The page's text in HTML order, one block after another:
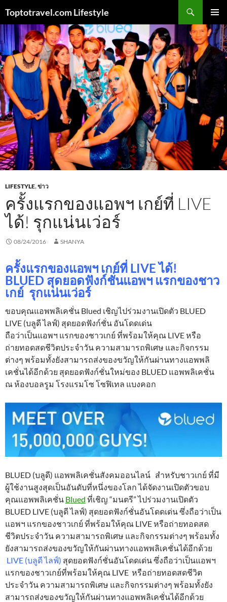
content
Toptotravel.com Lifestyle
MENU
LIFESTYLE,ข่าว
ครั้งแรกของแอพฯ เกย์ที่ LIVE
ได้! รุกแน่นเว่อร์
08/24/2016 SHANYA
ครั้งแรกของแอพฯ เกย์ที่ LIVE ได้!
BLUED สุดยอดฟังก์ชั่นแอพฯ แรกของชาว
เกย์ รุกแน่นเว่อร์
ขอบคุณแอพพลิเคชั่น Blued เชิญไปร่วมงานเปิดตัว BLUED
LIVE (บลูดี ไลฟ์) สุดยอดฟังก์ชั่น อันโดดเด่น
ถือว่าเป็นแอพฯ แรกของชาวเกย์ ที่พร้อมให้คุณ LIVE หรือ
ถ่ายทอดสดชีวิตประจำวัน ความสามารถพิเศษ และกิจกรรม
ต่างๆ พร้อมทั้งยังสามารถส่งของขวัญให้กันผ่านทางแอพพลิ
เคชั่นได้อีกด้วย สุดยอดฟังก์ชั่นใหม่ของ BLUED แอพพลิเคชั่น
ณ ห้องบอลรูม โรงแรมโซ โซฟิเทล แบงคอก
BLUED (บลูดี) แอพพลิเคชั่นสังคมออนไลน์ สำหรับชาวเกย์ ที่มี
ผู้ใช้งานสูงสุดเป็นอันดับที่หนึ่งของโลก ได้จัดงานเปิดตัวขอบ
คุณแอพพลิเคชั่น Blued ที่เชิญ “มนตรี” ไปร่วมงานเปิดตัว
BLUED LIVE (บลูดี ไลฟ์) สุดยอดฟังก์ชั่นอันโดดเด่น ซึ่งถือว่าเป็น
แอพฯ แรกของชาวเกย์ ที่พร้อมให้คุณ LIVEหรือถ่ายทอดสด
ชีวิตประจำวัน ความสามารถพิเศษ และกิจกรรมต่างๆ พร้อมทั้ง
ยังสามารถส่งของขวัญให้กันผ่านทางแอพพลิเคชั่นได้อีกด้วย
LIVE (บลูดี ไลฟ์) สุดยอดฟังก์ชั่นอันโดดเด่น ซึ่งถือว่าเป็นแอพฯ
แรกของชาวเกย์ที่พร้อมให้คุณ LIVE หรือถ่ายทอดสดชีวิต
ประจำวัน ความสามารถพิเศษ และกิจกรรมต่างๆ พร้อมทั้งยัง
สามารถส่งของขวัญให้กันผ่านทางแอพพลิเคชั่นได้อีกด้วย